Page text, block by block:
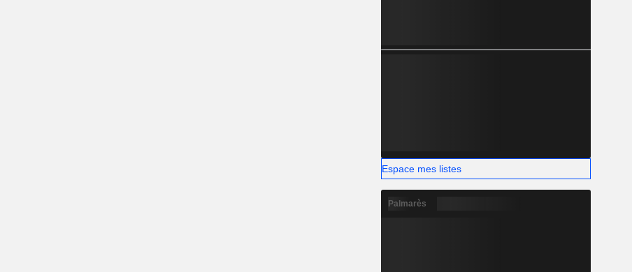
Espace mes listes
Palmarès